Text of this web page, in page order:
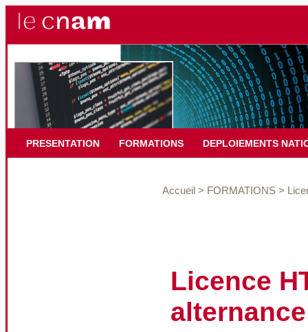
PRESENTATION FORMATIONS DEPLOIEMENTS
Accueil > FORMATIONS >
Licence
alternance